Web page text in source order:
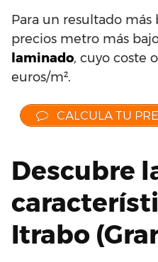
Para un resultado más
precios metro más
laminado, cuyo coste
euros/m².
CALCULA TU
Descubre
Itrabo